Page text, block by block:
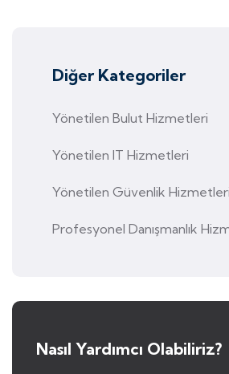
Diğer Kategoriler
Yönetilen Bulut Hizmetleri
Yönetilen IT Hizmetleri
Yönetilen Güvenlik Hizmetleri
Profesyonel Danışmanlık
Nasıl Yardımcı Olabiliriz?